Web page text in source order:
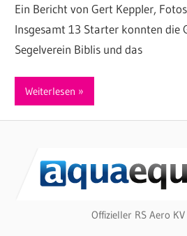
Ein Bericht von Gert Keppler,
Insgesamt 13 Starter konnten die
Segelverein Biblis und das
Weiterlesen
Offizieller RS Aero